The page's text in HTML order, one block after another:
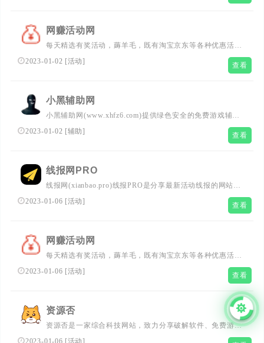
网赚活动网
每天精选有奖活动，薅羊毛，既有淘宝京东等各种优惠活动
线报，也有各种理财平台薅羊毛
2023-01-02 [活动] 查看
小黑辅助网
小黑辅助网(www.xhfz6.com)提供绿色安全的免费游戏辅助,
用心打造我爱辅助网,游戏辅助,678辅助的破解软件,专注安
卓APP游戏辅助活动网络最新新闻，资源分享,活动线报，
2023-01-02 [辅助] 查看
线报网PRO
线报网(xianbao.pro)线报PRO是分享最新活动线报的网站！
提供线报、活动线报、优惠活动、优惠券、白菜价、羊毛
党、薅羊毛、红包活动、有奖活动、支付宝红包、微信红
服务。
2023-01-06 [活动] 查看
网赚活动网
每天精选有奖活动，薅羊毛，既有淘宝京东等各种优惠活动
线报，也有各种理财平台薅羊毛
2023-01-06 [活动] 查看
资源否
资源否是一家综合科技网站，致力分享破解软件、免费游
戏、活动线报、网站源码、网络课程、油猴脚本、浏览器插
2023-01-06 [活动]